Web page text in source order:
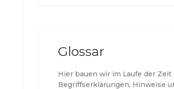
Glossar
Hier bauen wir im Laufe der Zeit
Begriffserklärungen, Hinweise